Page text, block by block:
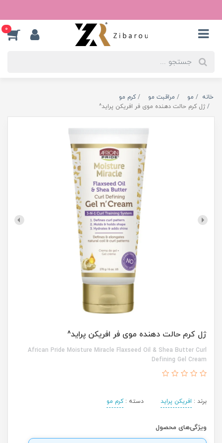
0
خانه مو مراقبت مو
کرم مو
ژل کرم حالت دهنده موی فر افریکن پراید^
ژل کرم حالت دهنده موی فر افریکن پراید^
African Pride Moisture Miracle Flaxseed Oil & Shea Butter Curl
Defining Gel Cream
برند : افریکن پراید دسته :کرم مو
ویژگی‌های محصول